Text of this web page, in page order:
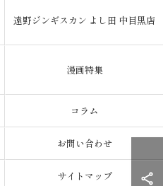
遠野ジンギスカン よし田 中目黒店
漫画特集
コラム
お問い合わせ
サイトマップ